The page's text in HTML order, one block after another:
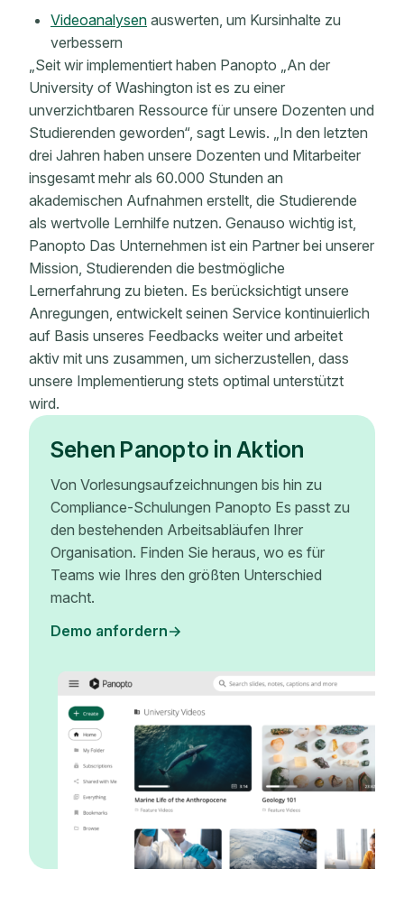
Videoanalysen auswerten, um Kursinhalte zu
verbessern
„Seit wir implementiert haben Panopto „An der
University of Washington ist es zu einer
unverzichtbaren Ressource für unsere Dozenten und
Studierenden geworden“, sagt Lewis. „In den letzten
drei Jahren haben unsere Dozenten und Mitarbeiter
insgesamt mehr als 60.000 Stunden an
akademischen Aufnahmen erstellt, die Studierende
als wertvolle Lernhilfe nutzen. Genauso wichtig ist,
Panopto Das Unternehmen ist ein Partner bei unserer
Mission, Studierenden die bestmögliche
Lernerfahrung zu bieten. Es berücksichtigt unsere
Anregungen, entwickelt seinen Service kontinuierlich
auf Basis unseres Feedbacks weiter und arbeitet
aktiv mit uns zusammen, um sicherzustellen, dass
unsere Implementierung stets optimal unterstützt
wird.
Sehen Panopto in Aktion
Von Vorlesungsaufzeichnungen bis hin zu
Compliance-Schulungen Panopto Es passt zu
den bestehenden Arbeitsabläufen Ihrer
Organisation. Finden Sie heraus, wo es für
Teams wie Ihres den größten Unterschied
macht.
Demo anfordern